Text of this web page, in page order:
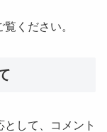
覧ください。
して、コメント